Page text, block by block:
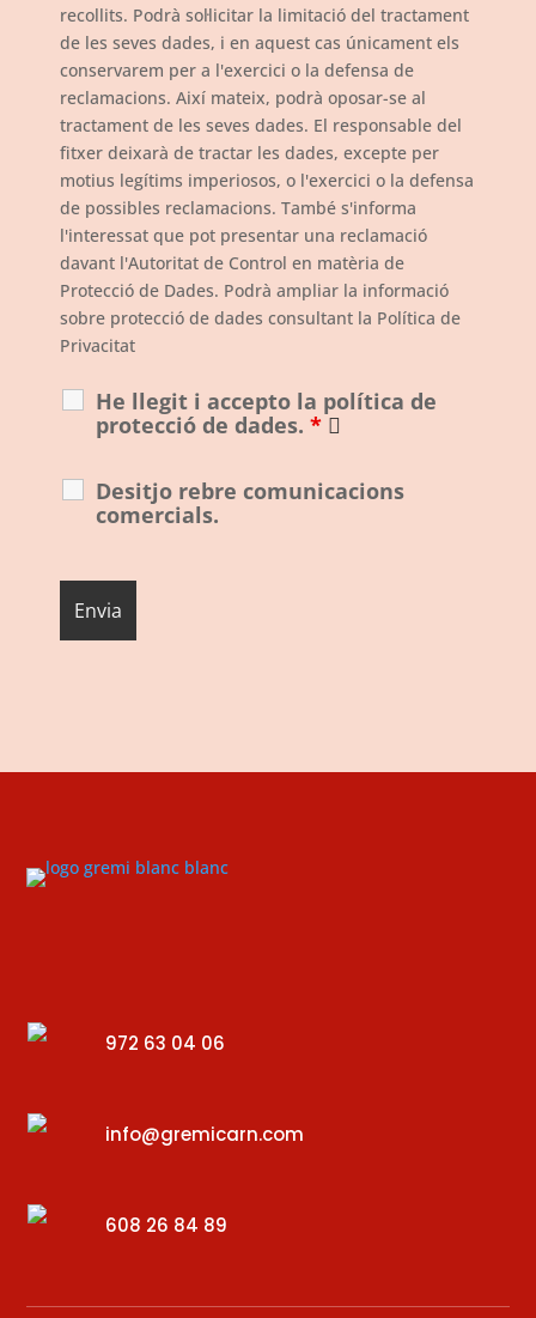
recollits. Podrà sol·licitar la limitació del tractament
de les seves dades, i en aquest cas únicament els
conservarem per a l'exercici o la defensa de
reclamacions. Així mateix, podrà oposar-se al
tractament de les seves dades. El responsable del
fitxer deixarà de tractar les dades, excepte per
motius legítims imperiosos, o l'exercici o la defensa
de possibles reclamacions. També s'informa
l'interessat que pot presentar una reclamació
davant l'Autoritat de Control en matèria de
Protecció de Dades. Podrà ampliar la informació
sobre protecció de dades consultant la Política de
Privacitat
He llegit i accepto la política de
protecció de dades. *
Desitjo rebre comunicacions
comercials.
972 63 04 06
info@gremicarn.com
608 26 84 89